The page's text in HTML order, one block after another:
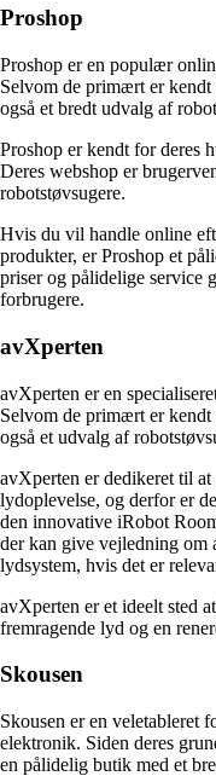
Proshop
Proshop er en populær
Selvom de primært er kendt
også et bredt udvalg af
Proshop er kendt for deres
Deres webshop er
robotstøvsugere.
Hvis du vil handle online
produkter, er Proshop et
priser og pålidelige service
forbrugere.
avXperten
avXperten er en
Selvom de primært er kendt
også et udvalg af
avXperten er dedikeret til
lydoplevelse, og derfor er
den innovative iRobot
der kan give vejledning om
lydsystem, hvis det er
avXperten er et ideelt sted
fremragende lyd og en
Skousen
Skousen er en veletableret
elektronik. Siden deres
en pålidelig butik med et